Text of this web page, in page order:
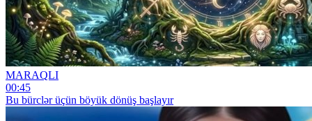
MARAQLI
00:45
Bu bürclər üçün böyük dönüş başlayır